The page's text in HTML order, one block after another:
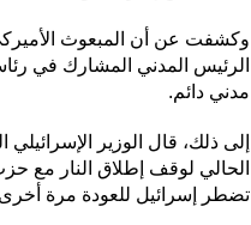
وكشفت عن أن المبعوث
الرئيس المدني المشارك في
مدني دائم.
إلى ذلك، قال الوزير
الحالي لوقف إطلاق النار مع
تضطر إسرائيل للعودة مرة أخرى